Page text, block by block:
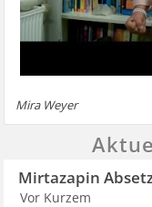
Mira Weyer
Mirtazapin
Vor Kurzem